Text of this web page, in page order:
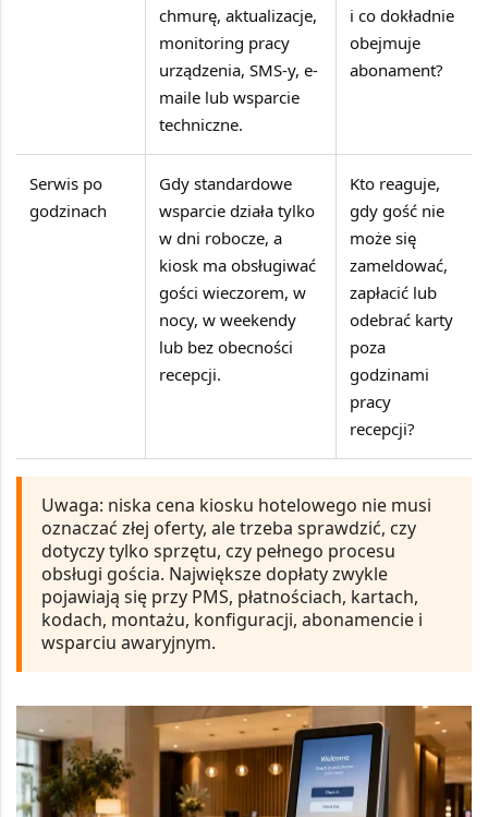
chmurę, aktualizacje,
monitoring pracy
urządzenia, SMS-y, e-
maile lub wsparcie
techniczne.
i co dokładnie
obejmuje
abonament?
Serwis po
godzinach
Gdy standardowe
wsparcie działa tylko
w dni robocze, a
kiosk ma obsługiwać
gości wieczorem, w
nocy, w weekendy
lub bez obecności
recepcji.
Kto reaguje,
gdy gość nie
może się
zameldować,
zapłacić lub
odebrać karty
poza
godzinami
pracy
recepcji?
Uwaga: niska cena kiosku hotelowego nie musi
oznaczać złej oferty, ale trzeba sprawdzić, czy
dotyczy tylko sprzętu, czy pełnego procesu
obsługi gościa. Największe dopłaty zwykle
pojawiają się przy PMS, płatnościach, kartach,
kodach, montażu, konfiguracji, abonamencie i
wsparciu awaryjnym.